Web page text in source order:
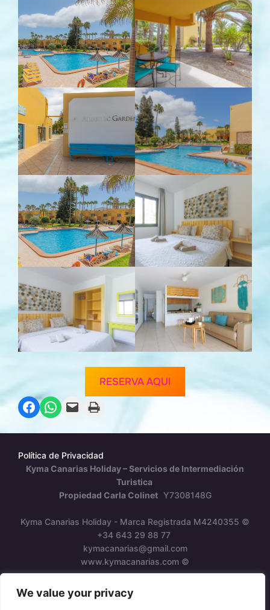
We value your privacy
RESERVA AQUI
Compartir en Facebook
Compartir en WhatsApp
Envía esta página por correo electrónico
Imprime esta página
Política de Privacidad
Kyma Canarias Holiday – Servicios de Intermediación
Turistica
Propiedad Carla Colinet Y7308148G
Kyma Canarias Holiday - Marca Registrada M4240355 ©
+34 643 29 88 77
kymacanarias@gmail.com
www.kymacanarias.com ©
Inspiro Theme